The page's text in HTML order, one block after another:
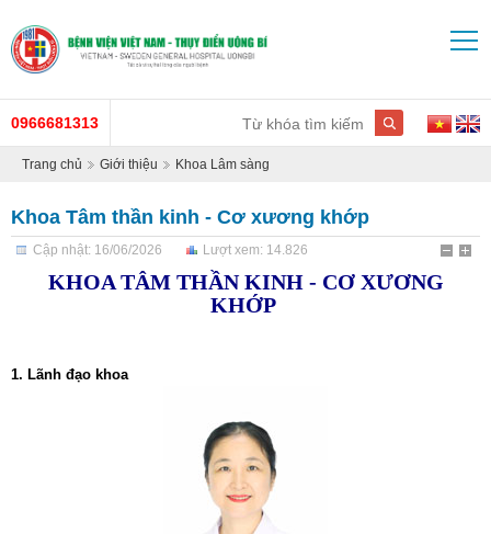
0966681313
Trang chủ Giới thiệu Khoa Lâm sàng
Khoa Tâm thần kinh - Cơ xương khớp
Cập nhật: 16/06/2026 Lượt xem: 14.826
KHOA TÂM THẦN KINH - CƠ XƯƠNG
KHỚP
1. Lãnh đạo khoa